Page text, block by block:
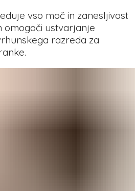
vso moč in zanesljivost
omogoči ustvarjanje
razreda za